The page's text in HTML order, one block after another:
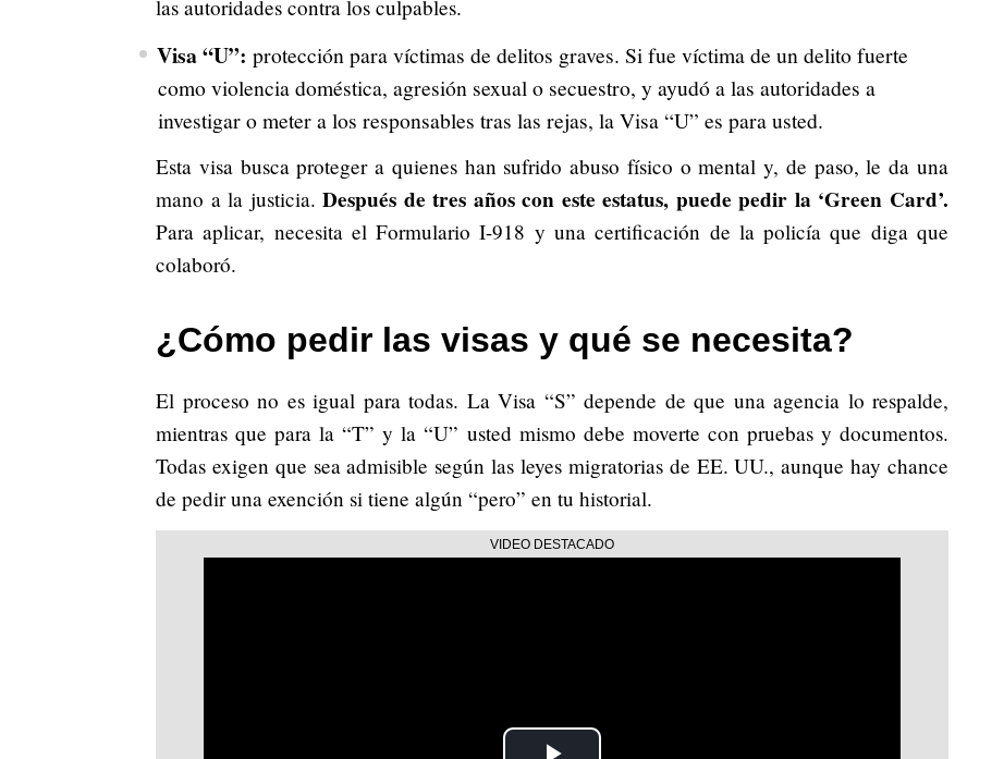
las autoridades contra los culpables.
Visa “U”: protección para víctimas de delitos graves. Si fue víctima de un delito fuerte
como violencia doméstica, agresión sexual o secuestro, y ayudó a las autoridades a
investigar o meter a los responsables tras las rejas, la Visa “U” es para usted.
Esta visa busca proteger a quienes han sufrido abuso físico o mental y, de paso, le da una
mano a la justicia.Después de tres años con este estatus, puede pedir la ‘Green Card’.
Para aplicar, necesita el Formulario I-918 y una certificación de la policía que diga que
colaboró.
¿Cómo pedir las visas y qué se necesita?
El proceso no es igual para todas. La Visa “S” depende de que una agencia lo respalde,
mientras que para la “T” y la “U” usted mismo debe moverte con pruebas y documentos.
Todas exigen que sea admisible según las leyes migratorias de EE. UU., aunque hay chance
de pedir una exención si tiene algún “pero” en tu historial.